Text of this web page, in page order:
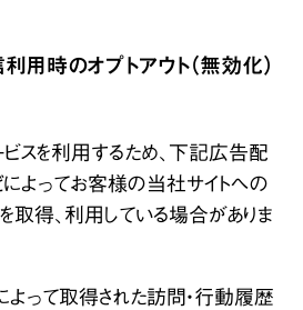
用時のオプトアウト（無効化）
スを利用するため、下記広告配
よってお客様の当社サイトへの
取得、利用している場合がありま
って取得された訪問・行動履歴